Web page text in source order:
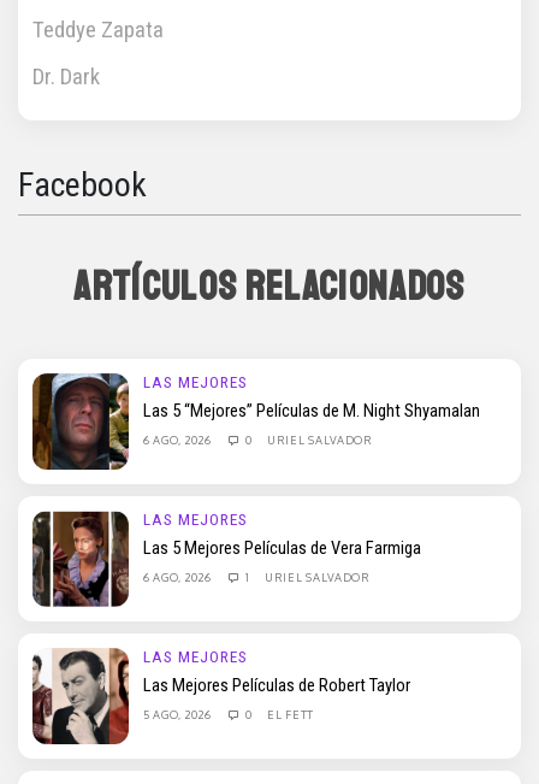
Teddye Zapata
Dr. Dark
Facebook
ARTÍCULOS RELACIONADOS
LAS MEJORES
Las 5 “Mejores” Películas de M. Night Shyamalan
6 AGO, 2026 0 URIEL SALVADOR
LAS MEJORES
Las 5 Mejores Películas de Vera Farmiga
6 AGO, 2026 1 URIEL SALVADOR
LAS MEJORES
Las Mejores Películas de Robert Taylor
5 AGO, 2026 0 EL FETT